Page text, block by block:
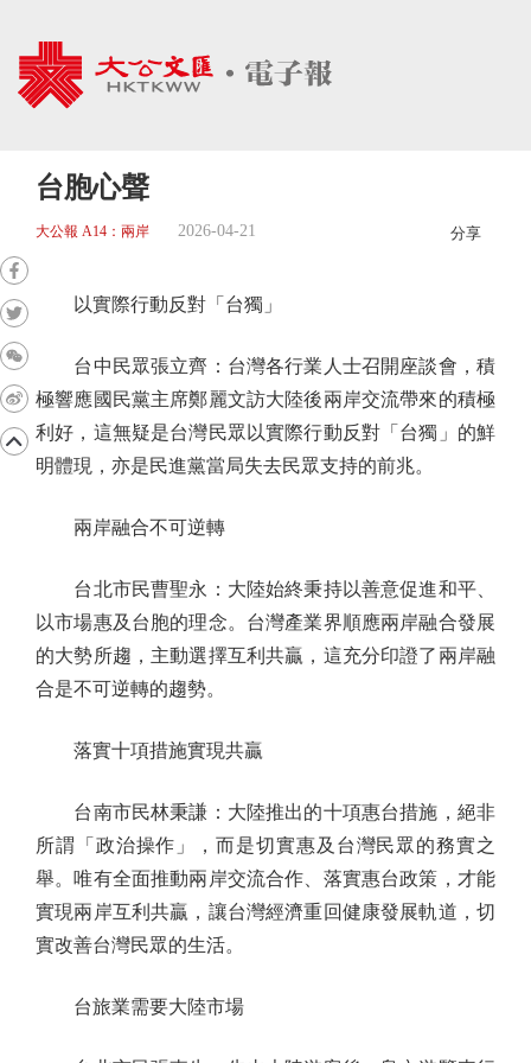
台胞心聲
大公報 A14：兩岸 2026-04-21 分享
以實際行動反對「台獨」
台中民眾張立齊：台灣各行業人士召開座談會，積
極響應國民黨主席鄭麗文訪大陸後兩岸交流帶來的積極
利好，這無疑是台灣民眾以實際行動反對「台獨」的鮮
明體現，亦是民進黨當局失去民眾支持的前兆。
兩岸融合不可逆轉
台北市民曹聖永：大陸始終秉持以善意促進和平、
以市場惠及台胞的理念。台灣產業界順應兩岸融合發展
的大勢所趨，主動選擇互利共贏，這充分印證了兩岸融
合是不可逆轉的趨勢。
落實十項措施實現共贏
台南市民林秉謙：大陸推出的十項惠台措施，絕非
所謂「政治操作」，而是切實惠及台灣民眾的務實之
舉。唯有全面推動兩岸交流合作、落實惠台政策，才能
實現兩岸互利共贏，讓台灣經濟重回健康發展軌道，切
實改善台灣民眾的生活。
台旅業需要大陸市場